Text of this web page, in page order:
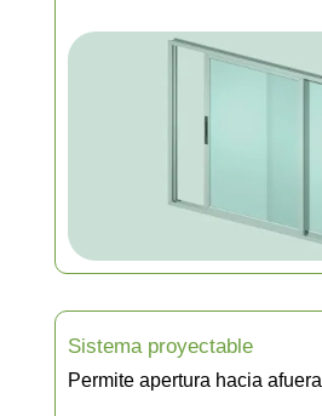
Sistema proyectable
Permite apertura hacia afuera